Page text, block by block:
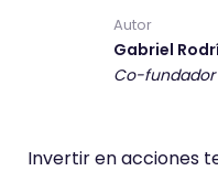
Autor
Gabriel
Co-fundador
Invertir en acciones